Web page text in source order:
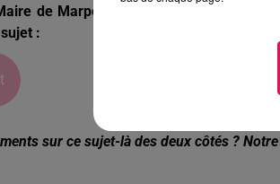
de Marpent, élu communautaire et
:
sur ce sujet-là des deux côtés ?